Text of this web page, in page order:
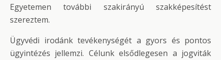
Egyetemen további szakirányú szakképesítést
szereztem.
Ügyvédi irodánk tevékenységét a gyors és pontos
ügyintézés jellemzi. Célunk elsődlegesen a jogviták